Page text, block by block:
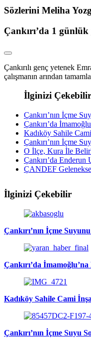
Sözlerini Meliha
Çankırı’da 1
Çankırılı genç yetenek
çalışmanın arından
İlginizi Çekebilir
Çankırı’nın İçme
Çankırı’da
Kadıköy Sahile
Çankırı’nın İçme
O İlçe, Kura İle
Çankırı’da
ÇANDEF
İlginizi Çekebilir
Çankırı’nın İçme
Çankırı’da
Kadıköy Sahile Cami
Çankırı’nın İçme Suyu